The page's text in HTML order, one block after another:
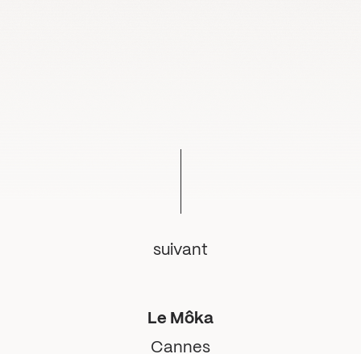
suivant
Le Môka
Cannes